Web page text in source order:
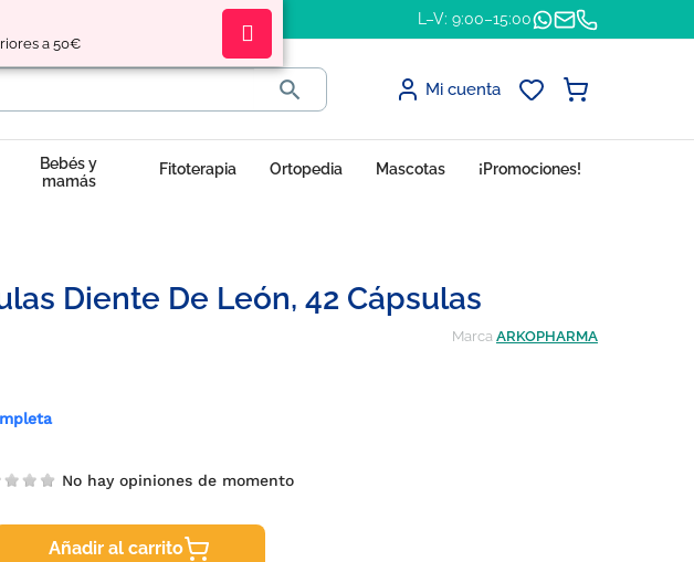
a 50€
L–V: 9:00–15:00
 Mi cuenta
Bebés y
mamás
Fitoterapia Ortopedia Mascotas ¡Promociones!
Diente De León, 42 Cápsulas
Marca ARKOPHARMA
No hay opiniones de momento
Añadir al carrito